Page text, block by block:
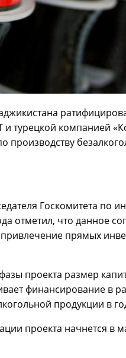
турецкой компанией
производству
Госкомитета по
отметил, что данное
прямых
проекта размер
финансирование в
продукции в
проекта начнется в